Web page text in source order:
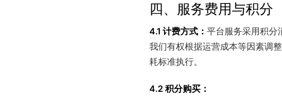
四、服务费用与积分
4.1 计费方式： 平台服务采用积分
我们有权根据运营成本等因素调
耗标准执行。
4.2 积分购买：